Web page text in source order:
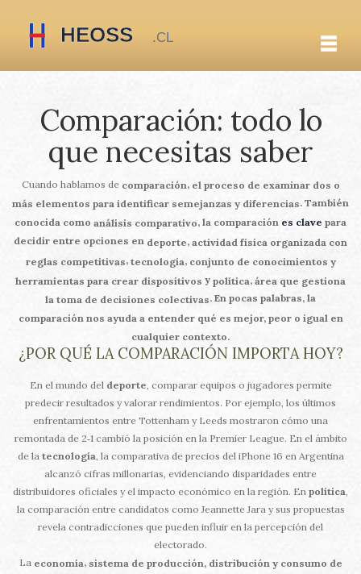
Comparación: todo lo
que necesitas saber
Cuando hablamos de comparación, el proceso de examinar dos o
más elementos para identificar semejanzas y diferencias. También
conocida como análisis comparativo, la comparación es clave para
decidir entre opciones en deporte, actividad física organizada con
reglas competitivas, tecnología, conjunto de conocimientos y
herramientas para crear dispositivos y política, área que gestiona
la toma de decisiones colectivas. En pocas palabras, la
comparación nos ayuda a entender qué es mejor, peor o igual en
cualquier contexto.
¿POR QUÉ LA COMPARACIÓN IMPORTA HOY?
En el mundo del deporte , comparar equipos o jugadores permite
predecir resultados y valorar rendimientos. Por ejemplo, los últimos
enfrentamientos entre Tottenham y Leeds mostraron cómo una
remontada de 2‑1 cambió la posición en la Premier League. En el ámbito
de la tecnología , la comparativa de precios del iPhone 16 en Argentina
alcanzó cifras millonarias, evidenciando disparidades entre
distribuidores oficiales y el impacto económico en la región. En política
la comparación entre candidatos como Jeannette Jara y sus propuestas
revela contradicciones que pueden influir en la percepción del
electorado.
La economía, sistema de producción, distribución y consumo de